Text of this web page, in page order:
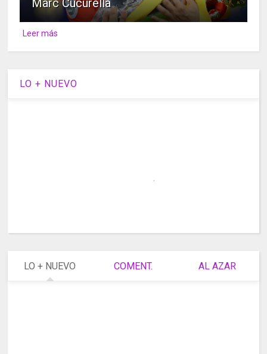
Marc Cucurella
Leer más
LO + NUEVO
LO + NUEVO COMENT. AL AZAR